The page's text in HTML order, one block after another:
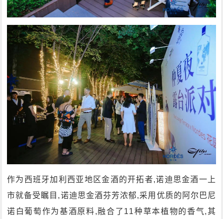
作为西班牙加利西亚地区金酒的开拓者,诺迪思金酒一上
市就备受瞩目,诺迪思金酒芬芳浓郁,采用优质的阿尔巴尼
诺白葡萄作为基酒原料,融合了11种草本植物的香气,其